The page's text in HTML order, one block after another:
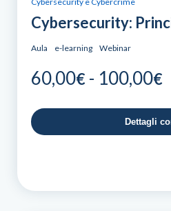
Cybersecurity:
Aula e-learning Webinar
60,00€ - 100,00€
Dettagli